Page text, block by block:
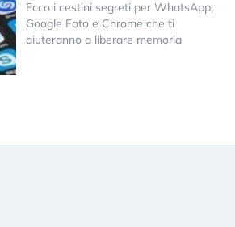
Ecco i cestini segreti per WhatsApp,
Google Foto e Chrome che ti
aiuteranno a liberare memoria